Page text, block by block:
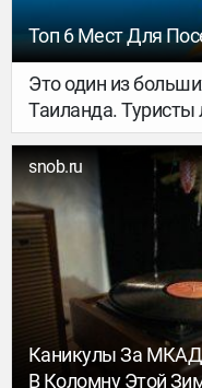
Топ 6 Мест Для
Это один из
Таиланда.
благодаря
тропическим
же стоит посетить
вообще добраться
snob.ru
Каникулы За
В Коломну Этой